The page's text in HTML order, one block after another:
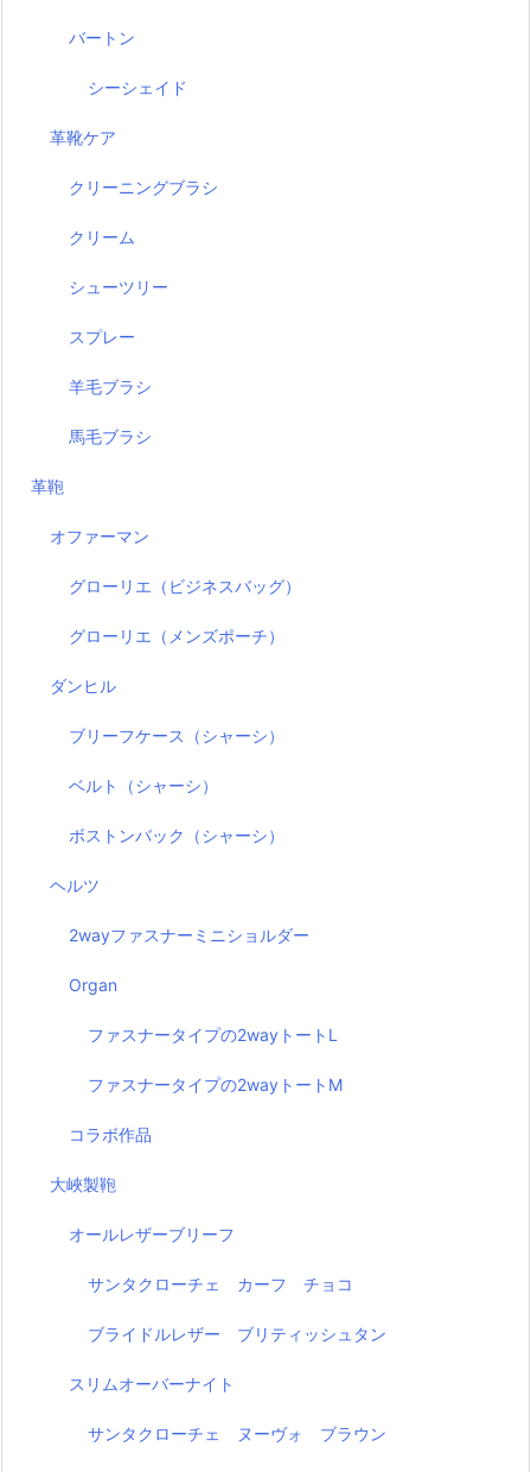
バートン
シーシェイド
革靴ケア
クリーニングブラシ
クリーム
シューツリー
スプレー
羊毛ブラシ
馬毛ブラシ
革鞄
オファーマン
グローリエ（ビジネスバッグ）
グローリエ（メンズポーチ）
ダンヒル
ブリーフケース（シャーシ）
ベルト（シャーシ）
ボストンバック（シャーシ）
ヘルツ
2wayファスナーミニショルダー
Organ
ファスナータイプの2wayトートL
ファスナータイプの2wayトートM
コラボ作品
大峽製鞄
オールレザーブリーフ
サンタクローチェ カーフ チョコ
ブライドルレザー ブリティッシュタン
スリムオーバーナイト
サンタクローチェ ヌーヴォ ブラウン